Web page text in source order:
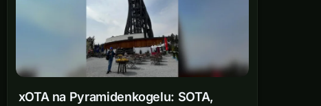
xOTA na Pyramidenkogelu: SOTA,